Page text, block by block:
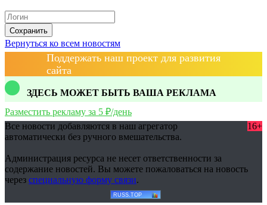
Сохранить
Вернуться ко всем новостям
Поддержать наш проект для развития
сайта
ЗДЕСЬ МОЖЕТ БЫТЬ ВАША РЕКЛАМА
Разместить рекламу за 5 ₽/день
Все новости добавляются в наш агрегатор
автоматически без ручного вмешательства.
16+
Администрация ресурса не несет ответственности за
содержание новостей. Вы можете пожаловаться на новость
через специальную форму связи.